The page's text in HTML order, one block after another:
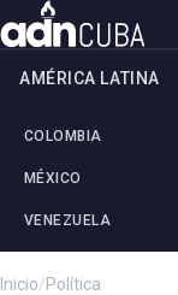
AMÉRICA LATINA
COLOMBIA
MÉXICO
VENEZUELA
Inicio/Política